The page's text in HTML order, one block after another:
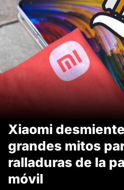
Xiaomi
grandes mitos
ralladuras de la
móvil